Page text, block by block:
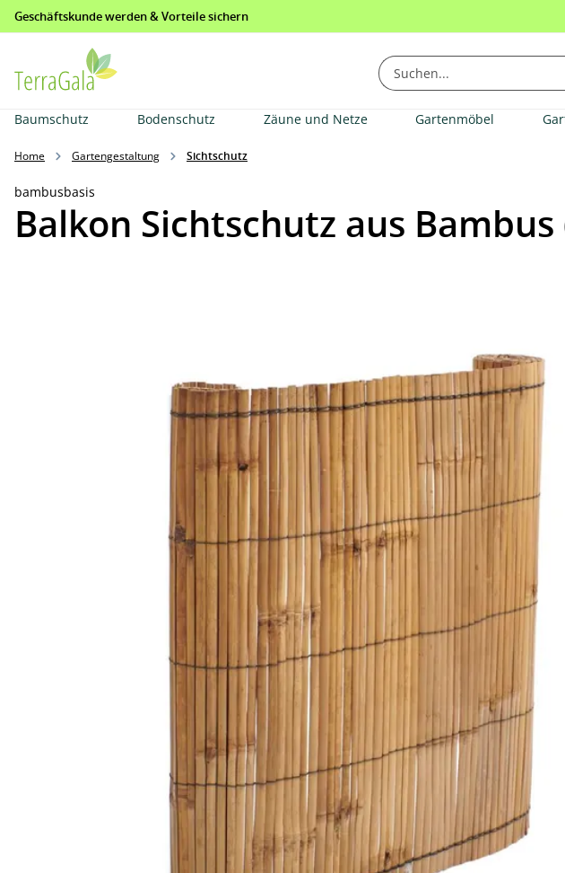
Zur Hauptnavigation springen
Geschäftskunde werden & Vorteile sichern
Baumschutz Bodenschutz Zäune und Netze Gartenmöbel
Home Gartengestaltung Sichtschutz
bambusbasis
Balkon Sichtschutz aus